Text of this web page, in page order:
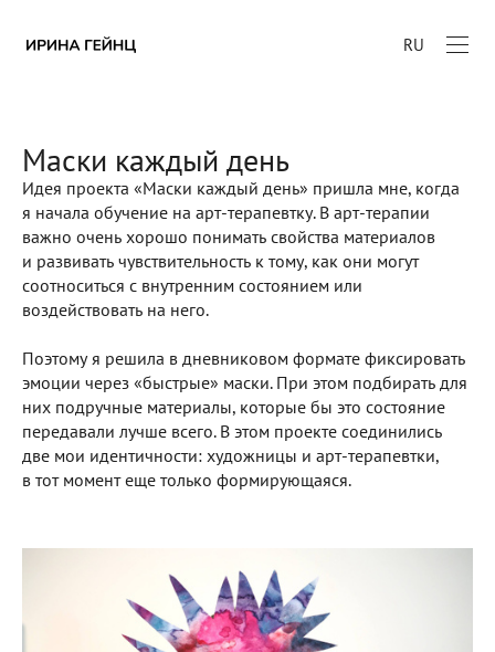
RU
Маски каждый день
Идея проекта «Маски каждый день» пришла мне, когда
я начала обучение на арт-терапевтку. В арт-терапии
важно очень хорошо понимать свойства материалов
и развивать чувствительность к тому, как они могут
соотноситься с внутренним состоянием или
воздействовать на него.
Поэтому я решила в дневниковом формате фиксировать
эмоции через «быстрые» маски. При этом подбирать для
них подручные материалы, которые бы это состояние
передавали лучше всего. В этом проекте соединились
две мои идентичности: художницы и арт-терапевтки,
в тот момент еще только формирующаяся.